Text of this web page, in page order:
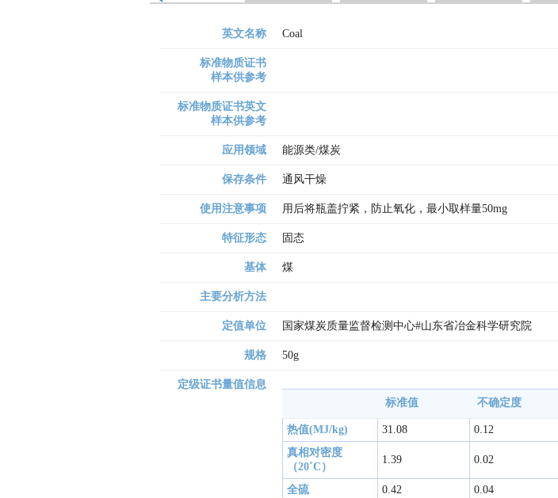
英文名称 Coal
标准物质证书
样本供参考
标准物质证书英文
样本供参考
应用领域 能源类/煤炭
保存条件 通风干燥
使用注意事项 用后将瓶盖拧紧，防止氧化，最小取样量50mg
特征形态 固态
基体 煤
主要分析方法
定值单位 国家煤炭质量监督检测中心#山东省冶金科学研究院
规格 50g
定级证书量值信息
标准值
不确定度
热值(MJ/kg) 31.08 0.12
真相对密度
（20˚C）
1.39 0.02
全硫 0.42 0.04